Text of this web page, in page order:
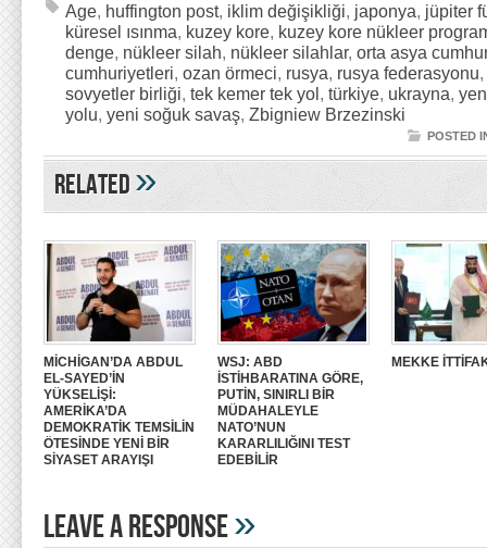
Age, huffington post, iklim değişikliği, japonya, jüpiter
küresel ısınma, kuzey kore, kuzey kore nükleer
denge, nükleer silah, nükleer silahlar, orta asya
cumhuriyetleri, ozan örmeci, rusya, rusya federasyonu,
sovyetler birliği, tek kemer tek yol, türkiye, ukrayna,
yolu, yeni soğuk savaş, Zbigniew Brzezinski
POSTED
Related»
MİCHİGAN’DA ABDUL
EL-SAYED’İN
YÜKSELİŞİ:
AMERİKA’DA
DEMOKRATİK TEMSİLİN
ÖTESİNDE YENİ BİR
SİYASET ARAYIŞI
WSJ: ABD
İSTİHBARATINA GÖRE,
PUTİN, SINIRLI BİR
MÜDAHALEYLE
NATO’NUN
KARARLILIĞINI TEST
EDEBİLİR
MEKKE
Leave A Response»